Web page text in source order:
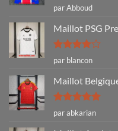
Note5sur
5
par Abboud
Maillot PSG
Note4
sur 5
par blancon
Maillot
Note5sur
5
par abkarian